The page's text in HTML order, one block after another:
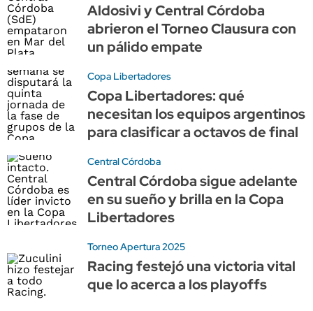
Aldosivi y Central Córdoba
abrieron el Torneo Clausura con
un pálido empate
Copa Libertadores
Copa Libertadores: qué
necesitan los equipos argentinos
para clasificar a octavos de final
Central Córdoba
Central Córdoba sigue adelante
en su sueño y brilla en la Copa
Libertadores
Torneo Apertura 2025
Racing festejó una victoria vital
que lo acerca a los playoffs